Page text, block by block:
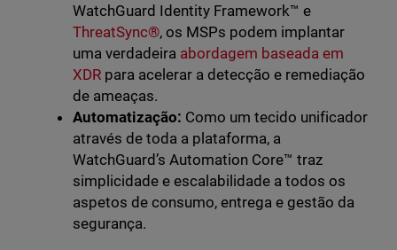
WatchGuard Identity Framework™️ e
ThreatSync®, os MSPs podem implantar
uma verdadeiraabordagem baseada em
XDR para acelerar a detecção e remediação
de ameaças.
Automatização: Como um tecido unificador
através de toda a plataforma, a
WatchGuard’s Automation Core™ traz
simplicidade e escalabilidade a todos os
aspetos de consumo, entrega e gestão da
segurança.